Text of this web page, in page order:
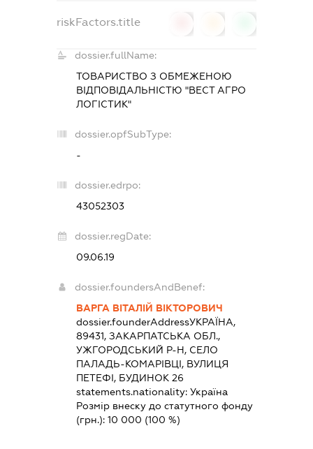
riskFactors.title
dossier.fullName:
ТОВАРИСТВО З ОБМЕЖЕНОЮ
ВІДПОВІДАЛЬНІСТЮ "ВЕСТ АГРО
ЛОГІСТИК"
dossier.opfSubType:
-
dossier.edrpo:
43052303
dossier.regDate:
09.06.19
dossier.foundersAndBenef:
ВАРГА ВІТАЛІЙ ВІКТОРОВИЧ
dossier.founderAddressУКРАЇНА,
89431, ЗАКАРПАТСЬКА ОБЛ.,
УЖГОРОДСЬКИЙ Р-Н, СЕЛО
ПАЛАДЬ-КОМАРІВЦІ, ВУЛИЦЯ
ПЕТЕФІ, БУДИНОК 26
statements.nationality: Україна
Розмір внеску до статутного фонду
(грн.): 10 000 (100 %)